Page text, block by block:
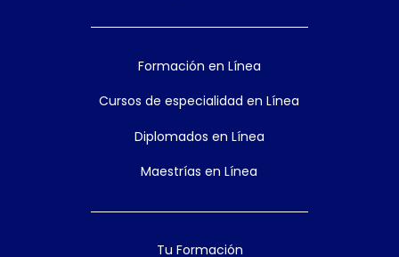
Formación en Línea
Cursos de especialidad en Línea
Diplomados en Línea
Maestrías en Línea
Tu Formación